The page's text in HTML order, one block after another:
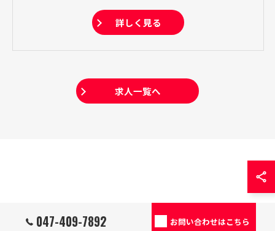
詳しく見る
求人一覧へ
047-409-7892 お問い合わせはこちら